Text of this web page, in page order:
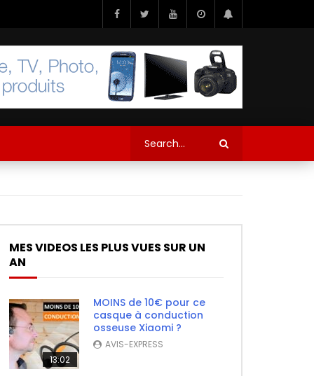
MES VIDEOS LES PLUS VUES SUR UN
AN
13:02
MOINS de 10€ pour ce
casque à conduction
osseuse Xiaomi ?
AVIS-EXPRESS